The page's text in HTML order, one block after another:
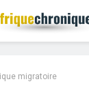
migratoire